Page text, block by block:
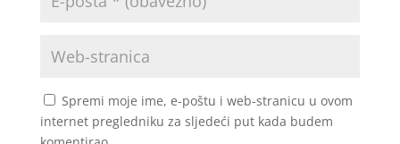
Spremi moje ime, e-poštu i web-stranicu u ovom
internet pregledniku za sljedeći put kada budem